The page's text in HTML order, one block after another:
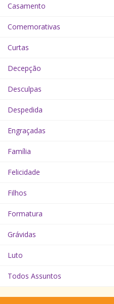
Casamento
Comemorativas
Curtas
Decepção
Desculpas
Despedida
Engraçadas
Família
Felicidade
Filhos
Formatura
Grávidas
Luto
Todos Assuntos